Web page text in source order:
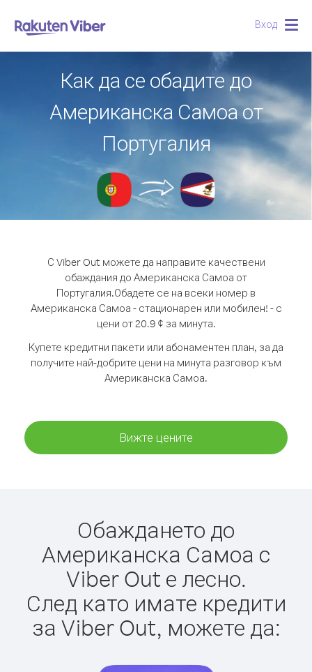
Вход
Как да се обадите до
Американска Самоа от
Португалия
С Viber Out можете да направите качествени
обаждания до Американска Самоа от
Португалия.Обадете се на всеки номер в
Американска Самоа - стационарен или мобилен! - с
цени от 20.9 ¢ за минута.
Купете кредитни пакети или абонаментен план, за да
получите най-добрите цени на минута разговор към
Американска Самоа.
Вижте цените
Обаждането до
Американска Самоа с
Viber Out е лесно.
След като имате кредити
за Viber Out, можете да: